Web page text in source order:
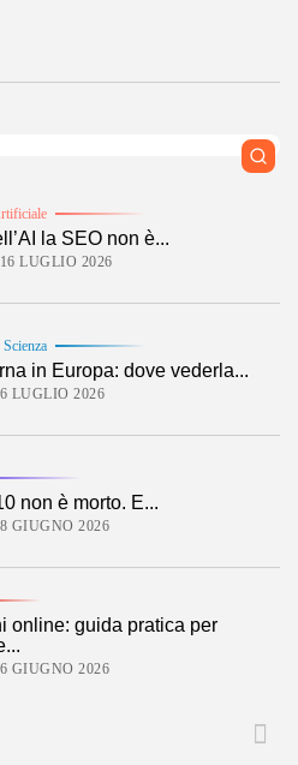
la SEO non è...
16 LUGLIO 2026
in Europa: dove vederla...
6 LUGLIO 2026
non è morto. E...
8 GIUGNO 2026
online: guida pratica per
6 GIUGNO 2026